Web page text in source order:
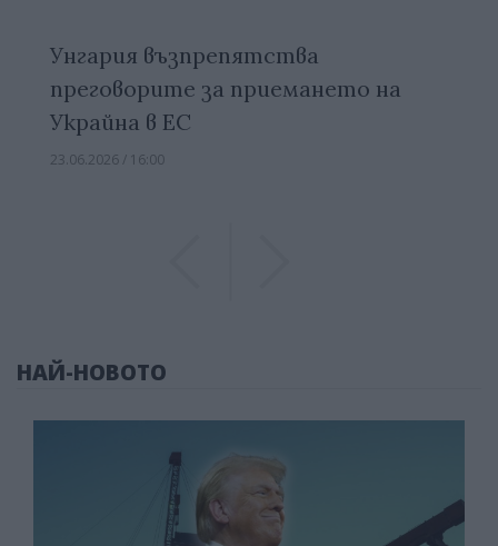
Унгария възпрепятства
преговорите за приемането на
Украйна в ЕС
23.06.2026 / 16:00
НАЙ-НОВОТО